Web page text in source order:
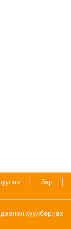
Зар
хуулбарлах